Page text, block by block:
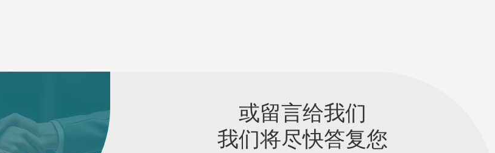
或留言给我们
我们将尽快答复您